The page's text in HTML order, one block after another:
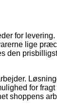
for levering.
lige
den
for
shoppens